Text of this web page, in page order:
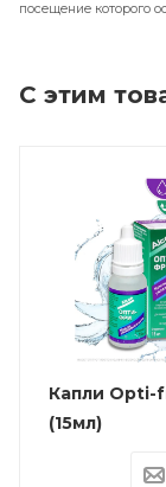
посещение которого
С этим
Капли Opti-
(15мл)